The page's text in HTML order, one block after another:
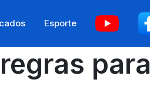
Esporte
para